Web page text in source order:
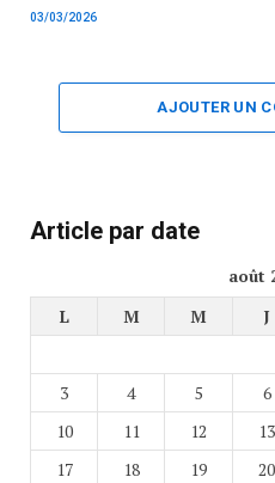
03/03/2026
AJOUTER UN
Article par date
août
L
M M J
3
4 5 6
10
11 12 13
17
18 19 20